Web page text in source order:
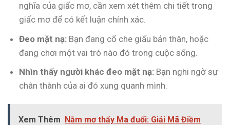
nghĩa của giấc mơ, cần xem xét thêm chi tiết trong
giấc mơ để có kết luận chính xác.
Đeo mặt nạ: Bạn đang cố che giấu bản thân, hoặc
đang chơi một vai trò nào đó trong cuộc sống.
Nhìn thấy người khác đeo mặt nạ: Bạn nghi ngờ sự
chân thành của ai đó xung quanh mình.
Xem Thêm Nằm mơ thấy Ma đuổi: Giải Mã Điềm